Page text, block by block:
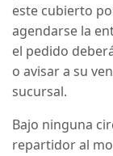
este cubierto
agendarse la
el pedido
o avisar a su
sucursal.
Bajo ninguna
repartidor al